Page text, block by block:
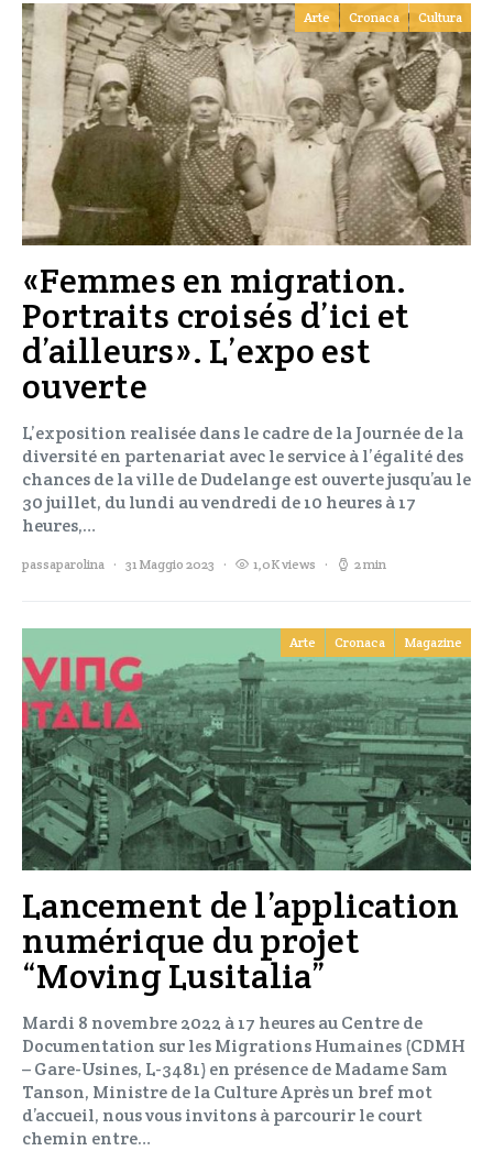
Arte Cronaca Cultura
«Femmes en migration.
Portraits croisés d’ici et
d’ailleurs». L’expo est
ouverte
L’exposition realisée dans le cadre de la Journée de la
diversité en partenariat avec le service à l’égalité des
chances de la ville de Dudelange est ouverte jusqu’au le
30 juillet, du lundi au vendredi de 10 heures à 17
heures,…
passaparolina 31 Maggio 2023 1,0K views 2 min
Arte Cronaca Magazine
Lancement de l’application
numérique du projet
“Moving Lusitalia”
Mardi 8 novembre 2022 à 17 heures au Centre de
Documentation sur les Migrations Humaines (CDMH
– Gare-Usines, L-3481) en présence de Madame Sam
Tanson, Ministre de la Culture Après un bref mot
d’accueil, nous vous invitons à parcourir le court
chemin entre…